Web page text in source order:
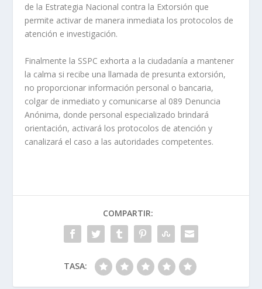
de la Estrategia Nacional contra la Extorsión que
permite activar de manera inmediata los protocolos de
atención e investigación.
Finalmente la SSPC exhorta a la ciudadanía a mantener
la calma si recibe una llamada de presunta extorsión,
no proporcionar información personal o bancaria,
colgar de inmediato y comunicarse al 089 Denuncia
Anónima, donde personal especializado brindará
orientación, activará los protocolos de atención y
canalizará el caso a las autoridades competentes.
COMPARTIR:
TASA: